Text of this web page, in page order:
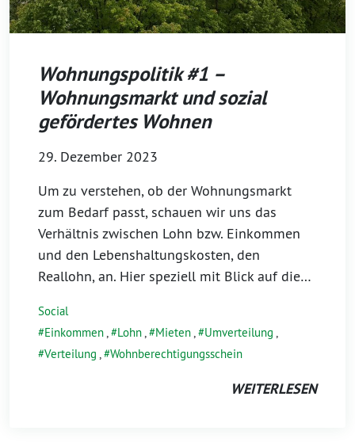
Wohnungspolitik #1 –
Wohnungsmarkt und sozial
gefördertes Wohnen
29. Dezember 2023
Um zu verstehen, ob der Wohnungsmarkt
zum Bedarf passt, schauen wir uns das
Verhältnis zwischen Lohn bzw. Einkommen
und den Lebenshaltungskosten, den
Reallohn, an. Hier speziell mit Blick auf die…
Social
Einkommen, Lohn, Mieten, Umverteilung ,
Verteilung , Wohnberechtigungsschein
WEITERLESEN